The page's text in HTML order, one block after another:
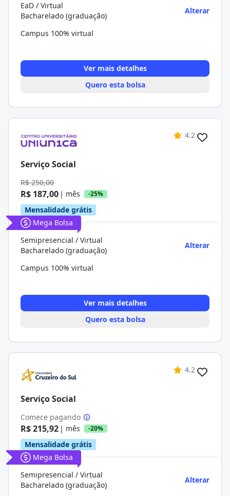
EaD / Virtual
Bacharelado (graduação)
Alterar
Campus 100% virtual
Ver mais detalhes
Quero esta bolsa
4.2
Serviço Social
R$ 250,00
R$ 187,00 | mês -25%
Mensalidade grátis
Mega Bolsa
Semipresencial / Virtual
Bacharelado (graduação)
Alterar
Campus 100% virtual
Ver mais detalhes
Quero esta bolsa
4.2
Serviço Social
Comece pagando
R$ 215,92 | mês -20%
Mensalidade grátis
Mega Bolsa
Semipresencial / Virtual
Bacharelado (graduação)
Alterar